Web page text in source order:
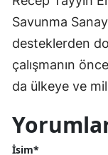
Savunma
desteklerden
çalışmanın
da ülkeye ve
İsim*